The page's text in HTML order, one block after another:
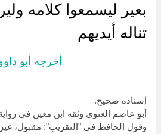
بعير ليسمعوا كلامه
تناله أيديهم
أخرجه أبو
إسناده صحيح.
أبو عاصم الغنوي وثقه ابن معين في
وقول الحافظ في "التقريب": مقبول،